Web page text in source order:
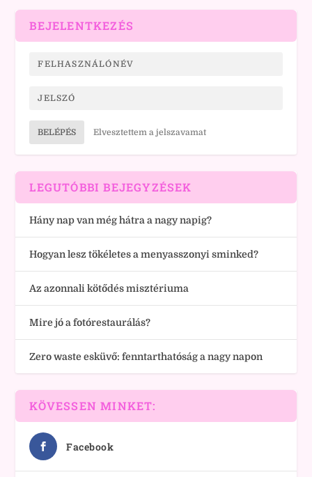
BEJELENTKEZÉS
BELÉPÉS Elvesztettem a jelszavamat
LEGUTÓBBI BEJEGYZÉSEK
Hány nap van még hátra a nagy napig?
Hogyan lesz tökéletes a menyasszonyi sminked?
Az azonnali kötődés misztériuma
Mire jó a fotórestaurálás?
Zero waste esküvő: fenntarthatóság a nagy napon
KÖVESSEN MINKET:
Facebook